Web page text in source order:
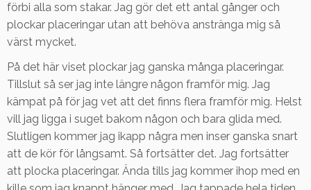
förbi alla som stakar. Jag gör det ett antal gånger och
plockar placeringar utan att behöva anstränga mig så
värst mycket.
På det här viset plockar jag ganska många placeringar.
Tillslut så ser jag inte längre någon framför mig. Jag
kämpat på för jag vet att det finns flera framför mig. Helst
vill jag ligga i suget bakom någon och bara glida med.
Slutligen kommer jag ikapp några men inser ganska snart
att de kör för långsamt. Så fortsätter det. Jag fortsätter
att plocka placeringar. Ända tills jag kommer ihop med en